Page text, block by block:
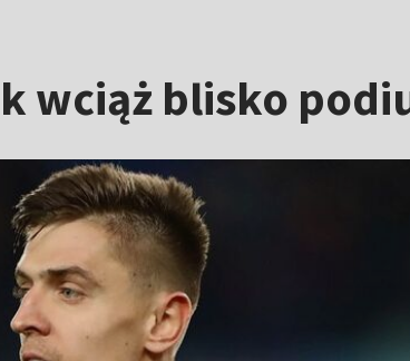
wciąż blisko